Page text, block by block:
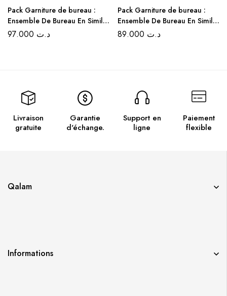
Pack Garniture de bureau :
Ensemble De Bureau En Simili
cuir Croco 5 Pièces – Couleur
د.ت
Pack Garniture de bureau :
Ensemble De Bureau En Simili
cuir 5 Pièces – Couleur Noir
د.ت
Livraison
gratuite
Garantie
d'échange.
Support en
ligne
Paiement
flexible
Qalam
Informations